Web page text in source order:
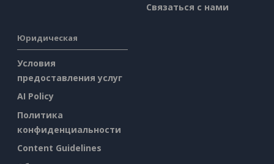
Связаться с нами
Юридическая
Условия
предоставления услуг
AI Policy
Политика
конфиденциальности
Content Guidelines